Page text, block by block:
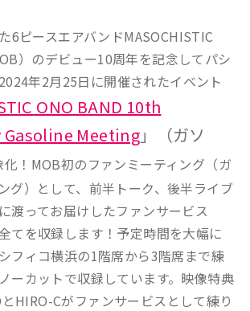
6ピースエアバンドMASOCHISTIC
）のデビュー10周年を記念してパシ
年2月25日に開催されたイベント
ONO BAND 10th
Meeting」（ガソ
！ MOB初のファンミーティング（ガ
グ）として、前半トーク、後半ライブ
渡ってお届けしたファンサービス
てを収録します！予定時間を大幅に
フィコ横浜の1階席から3階席まで練
ーカットで収録しています。映像特典
HIRO-Cがファンサービスとして練り